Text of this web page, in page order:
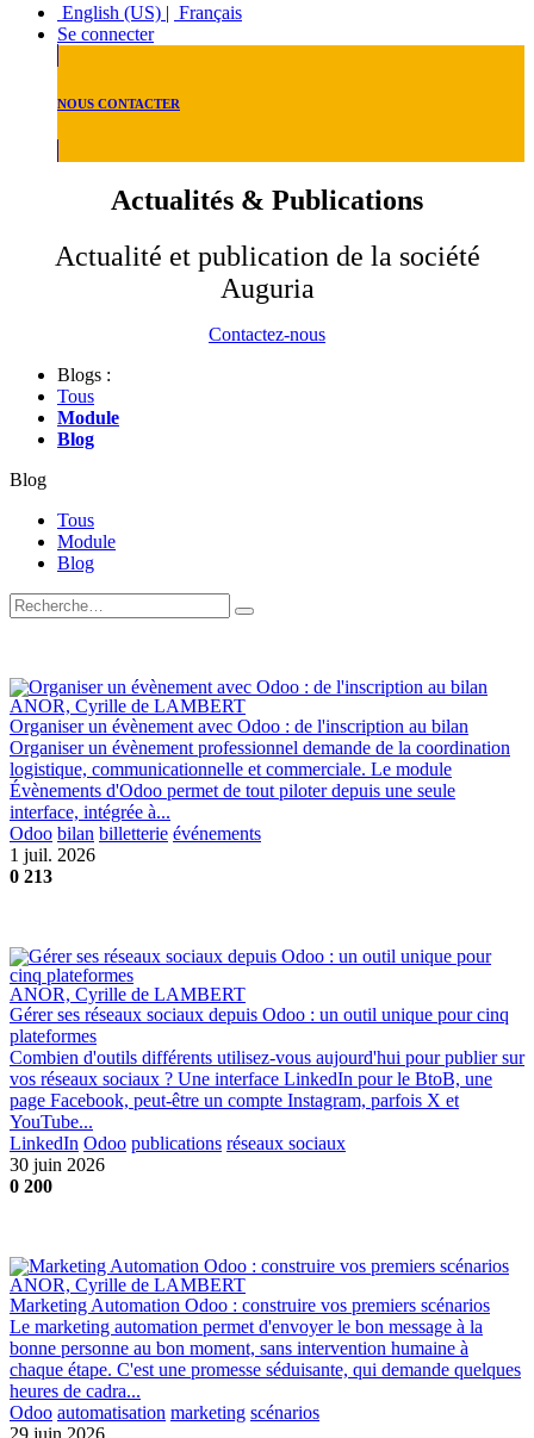
English (US) | Français
Se connecter
NOUS CONTACTER
Actualités & Publications
Actualité et publication de la société
Auguria
Contactez-nous
Blogs :
Tous
Module
Blog
Blog
Tous
Module
Blog
ANOR, Cyrille de LAMBERT
Organiser un évènement avec Odoo : de l'inscription au bilan
Organiser un évènement professionnel demande de la coordination
logistique, communicationnelle et commerciale. Le module
Évènements d'Odoo permet de tout piloter depuis une seule
interface, intégrée à...
Odoo bilan billetterie événements
1 juil. 2026
0 213
ANOR, Cyrille de LAMBERT
Gérer ses réseaux sociaux depuis Odoo : un outil unique pour cinq
plateformes
Combien d'outils différents utilisez-vous aujourd'hui pour publier sur
vos réseaux sociaux ? Une interface LinkedIn pour le BtoB, une
page Facebook, peut-être un compte Instagram, parfois X et
YouTube...
LinkedIn Odoo publications réseaux sociaux
30 juin 2026
0 200
ANOR, Cyrille de LAMBERT
Marketing Automation Odoo : construire vos premiers scénarios
Le marketing automation permet d'envoyer le bon message à la
bonne personne au bon moment, sans intervention humaine à
chaque étape. C'est une promesse séduisante, qui demande quelques
heures de cadra...
Odoo automatisation marketing scénarios